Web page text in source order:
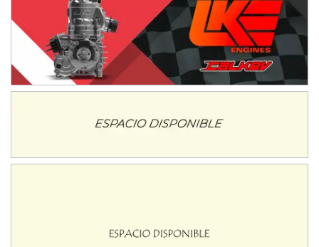
IAME SERIES ARGENTINA 6
Ramiro Tot (Asfalto)
Baradero (Buenos Aires)
KDO - F6
Ciudad de Trenque Lauquen (Asfalto)
Trenque Lauquen (Buenos Aires)
Parque de la Velocidad (Asfalto)
Moto Club Reginense (Tierra)